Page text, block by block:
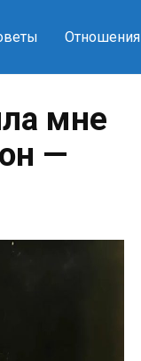
Отношения
мне
—